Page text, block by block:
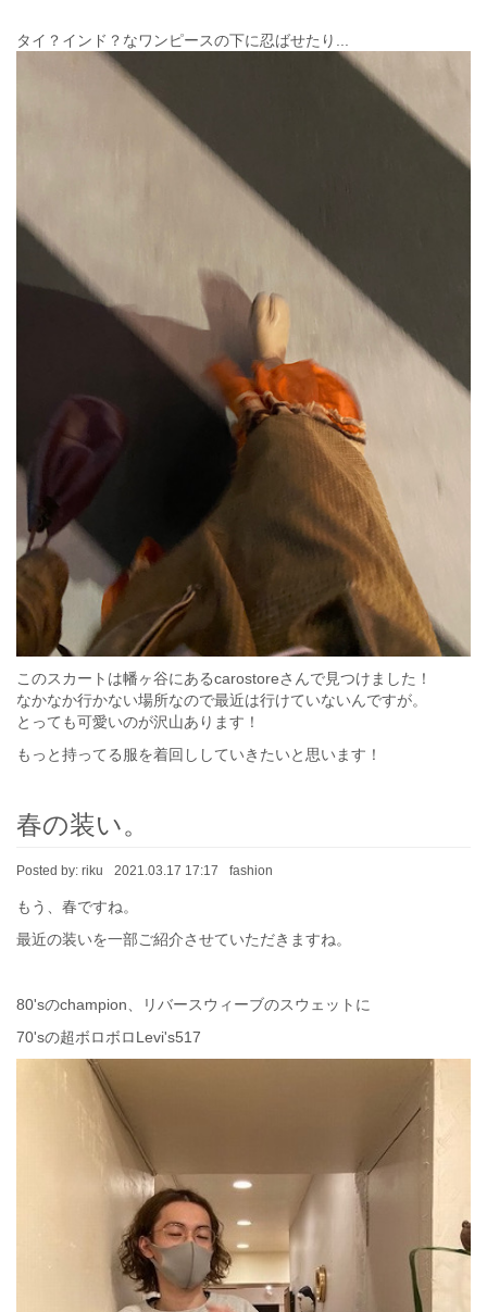
タイ？インド？なワンピースの下に忍ばせたり...
このスカートは幡ヶ谷にあるcarostoreさんで見つけました！
なかなか行かない場所なので最近は行けていないんですが。
とっても可愛いのが沢山あります！
もっと持ってる服を着回ししていきたいと思います！
春の装い。
Posted by: riku 2021.03.17 17:17 fashion
もう、春ですね。
最近の装いを一部ご紹介させていただきますね。
80'sのchampion、リバースウィーブのスウェットに
70'sの超ボロボロLevi's517